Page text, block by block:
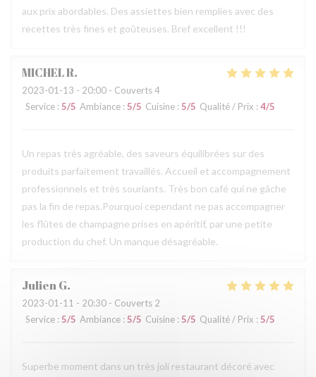
aux prix abordables. Des assiettes bien remplies avec des
recettes très fines et goûteuses. Bref excellent !!!
MICHELR
2023-01-13 - 20:00 - Couverts 4
Service : 5/5 Ambiance : 5/5 Cuisine : 5/5 Qualité / Prix : 4/5
Un repas très agréable, des saveurs équilibrées sur des
produits parfaitement travaillés. Accueil et accompagnement
professionnels et très souriants. Très bon café qui ne gâche
pas la fin de repas.Pourquoi cependant ne pas accompagner
les flûtes de champagne prises en apéritif, par une petite
production du chef. Un manque désagréable.
JulienG
2023-01-11 - 20:30 - Couverts 2
Service : 5/5 Ambiance : 5/5 Cuisine : 5/5 Qualité / Prix :5/5
Superbe moment dans un très joli restaurant décoré avec